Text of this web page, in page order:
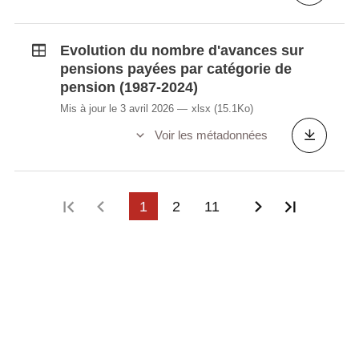
Evolution du nombre d'avances sur
pensions payées par catégorie de
pension (1987-2024)
Mis à jour le 3 avril 2026 xlsx (15.1Ko)
Voir les métadonnées
Première page
Page précédente
1 2 11 Page